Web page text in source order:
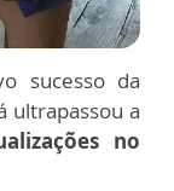
sucesso da
ultrapassou a
no